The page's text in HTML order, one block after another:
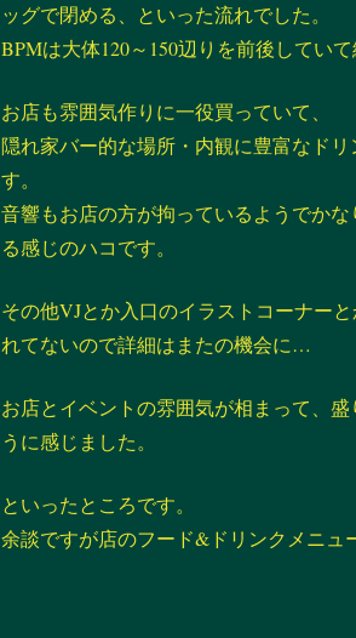
ッグで閉める、といった流れでした。
BPMは大体120～150辺りを前後してい
お店も雰囲気作りに一役買っていて、
隠れ家バー的な場所・内観に豊富なド
す。
音響もお店の方が拘っているようでか
る感じのハコです。
その他VJとか入口のイラストコーナー
れてないので詳細はまたの機会に…
お店とイベントの雰囲気が相まって、
うに感じました。
といったところです。
余談ですが店のフード&ドリンクメニ